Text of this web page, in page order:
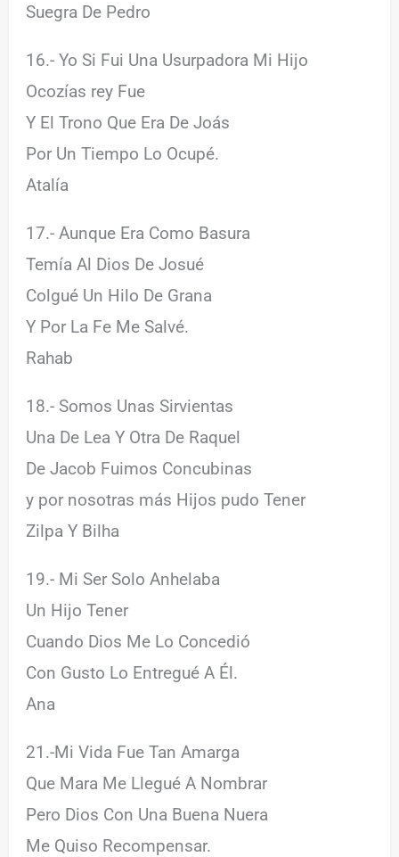
Suegra De Pedro
16.- Yo Si Fui Una Usurpadora Mi Hijo
Ocozías rey Fue
Y El Trono Que Era De Joás
Por Un Tiempo Lo Ocupé.
Atalía
17.- Aunque Era Como Basura
Temía Al Dios De Josué
Colgué Un Hilo De Grana
Y Por La Fe Me Salvé.
Rahab
18.- Somos Unas Sirvientas
Una De Lea Y Otra De Raquel
De Jacob Fuimos Concubinas
y por nosotras más Hijos pudo Tener
Zilpa Y Bilha
19.- Mi Ser Solo Anhelaba
Un Hijo Tener
Cuando Dios Me Lo Concedió
Con Gusto Lo Entregué A Él.
Ana
21.-Mi Vida Fue Tan Amarga
Que Mara Me Llegué A Nombrar
Pero Dios Con Una Buena Nuera
Me Quiso Recompensar.